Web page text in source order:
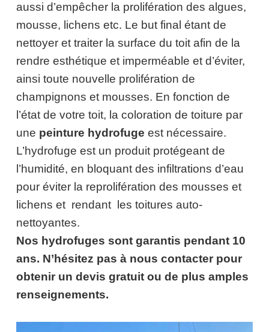
aussi d’empêcher la prolifération des algues,
mousse, lichens etc. Le but final étant de
nettoyer et traiter la surface du toit afin de la
rendre esthétique et imperméable et d’éviter,
ainsi toute nouvelle prolifération de
champignons et mousses. En fonction de
l’état de votre toit, la coloration de toiture par
une peinture hydrofuge est nécessaire.
L’hydrofuge est un produit protégeant de
l’humidité, en bloquant des infiltrations d’eau
pour éviter la reprolifération des mousses et
lichens et rendant les toitures auto-
nettoyantes.
Nos hydrofuges sont garantis pendant 10
ans. N’hésitez pas à nous contacter pour
obtenir un devis gratuit ou de plus amples
renseignements.